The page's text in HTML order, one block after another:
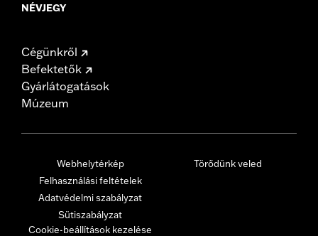
NÉVJEGY
Cégünkről
Befektetők
Gyárlátogatások
Múzeum
Webhelytérkép
Felhasználási feltételek
Adatvédelmi szabályzat
Sütiszabályzat
Cookie-beállítások kezelése
Törődünk veled